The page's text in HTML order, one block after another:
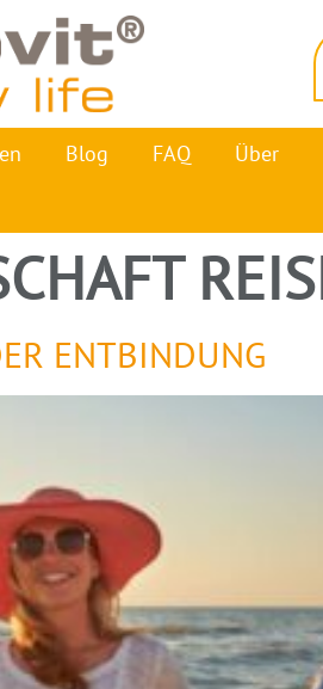
Blog FAQ Über
ENTBINDUNG